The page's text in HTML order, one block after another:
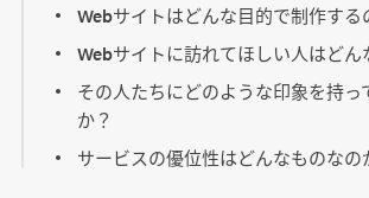
Webサイトはどんな目的で制作する
Webサイトに訪れてほしい人はどん
その人たちにどのような印象を持っ
か？
サービスの優位性はどんなものなの